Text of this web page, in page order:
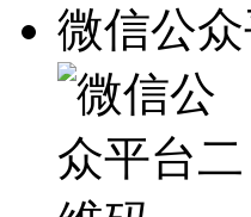
微信公